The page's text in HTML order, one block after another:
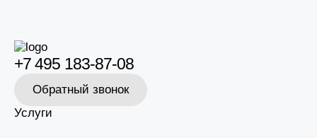
1.Проектирование.
проведет необходимые замеры, составит перечень
оборудования для монтажа.
Установка.Выполним монтаж охранной сигнализации с
учетом всех норм и правил.
Наладка и обслуживание.
системы мы проверим работоспособность оборудования.
Впоследствии производим гарантийное обслуживание устройств
+7 495 183-87-08
Обратный звонок
Услуги